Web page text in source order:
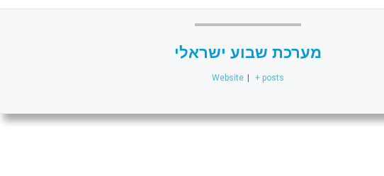
מערכת שבוע ישראלי
Website + posts